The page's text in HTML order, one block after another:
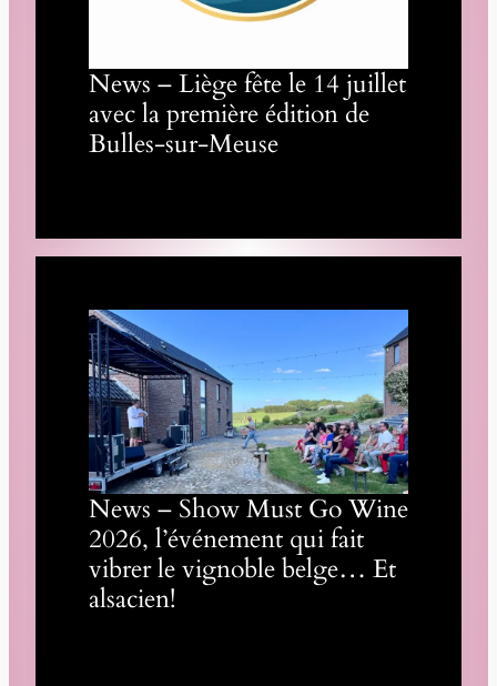
News – Liège fête le 14 juillet
avec la première édition de
Bulles-sur-Meuse
News – Show Must Go Wine
2026, l’événement qui fait
vibrer le vignoble belge… Et
alsacien!